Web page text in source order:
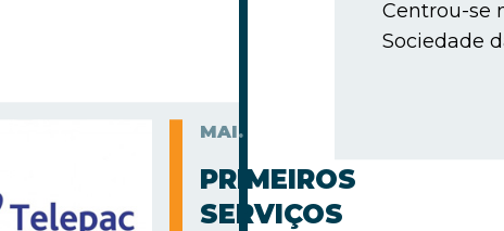
Centrou-se
Sociedade
MAI.
PRIMEIROS
SERVIÇOS